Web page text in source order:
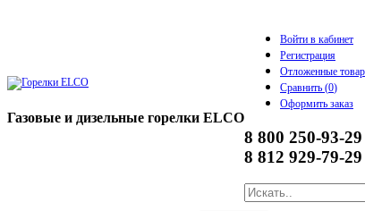
Газовые и дизельные горелки ELCO
Войти в кабинет
Регистрация
Отложенные
Сравнить (0)
Оформить заказ
8 800 250-93-29
8 812 929-79-29